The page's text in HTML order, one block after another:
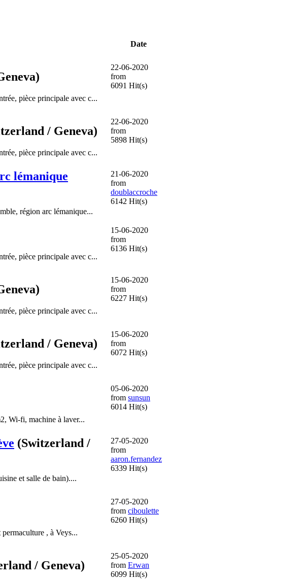
Date
pièce principale avec c...
22-06-2020
from
6091 Hit(s)
/ Geneva)
pièce principale avec c...
22-06-2020
from
5898 Hit(s)
lémanique
région arc lémanique...
21-06-2020
from
doublaccroche
6142 Hit(s)
pièce principale avec c...
15-06-2020
from
6136 Hit(s)
pièce principale avec c...
15-06-2020
from
6227 Hit(s)
/ Geneva)
pièce principale avec c...
15-06-2020
from
6072 Hit(s)
Wi-fi, machine à laver...
05-06-2020
from sunsun
6014 Hit(s)
(Switzerland /
et salle de bain)....
27-05-2020
from
aaron.fernandez
6339 Hit(s)
, à Veys...
27-05-2020
from ciboulette
6260 Hit(s)
/ Geneva)
25-05-2020
from Erwan
6099 Hit(s)